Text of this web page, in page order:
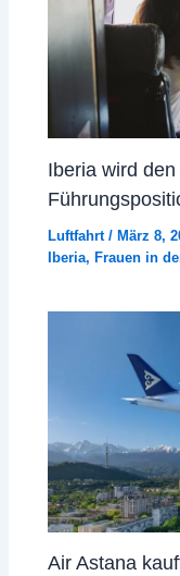
Iberia wird
Luftfahrt/ März 8,
Iberia, Frauen in
Air Astana